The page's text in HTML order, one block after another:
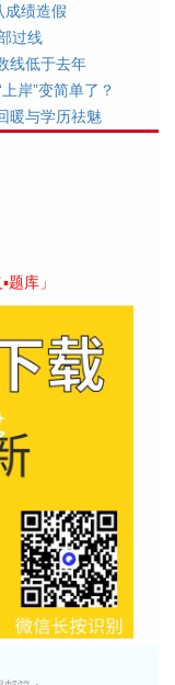
成绩造假
过线
线低于去年
岸”变简单了？
暖与学历祛魅
库」